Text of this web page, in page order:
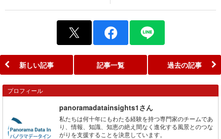
新しい記事 記事一覧 過去の記事
プロフィール
panoramadatainsights1さん
私たちは何十年にもわたる経験を持つ専門家のチームであ
り、情報、知識、知恵の絶え間なく進化する風景とのつな
がりを支援することを決意しています。